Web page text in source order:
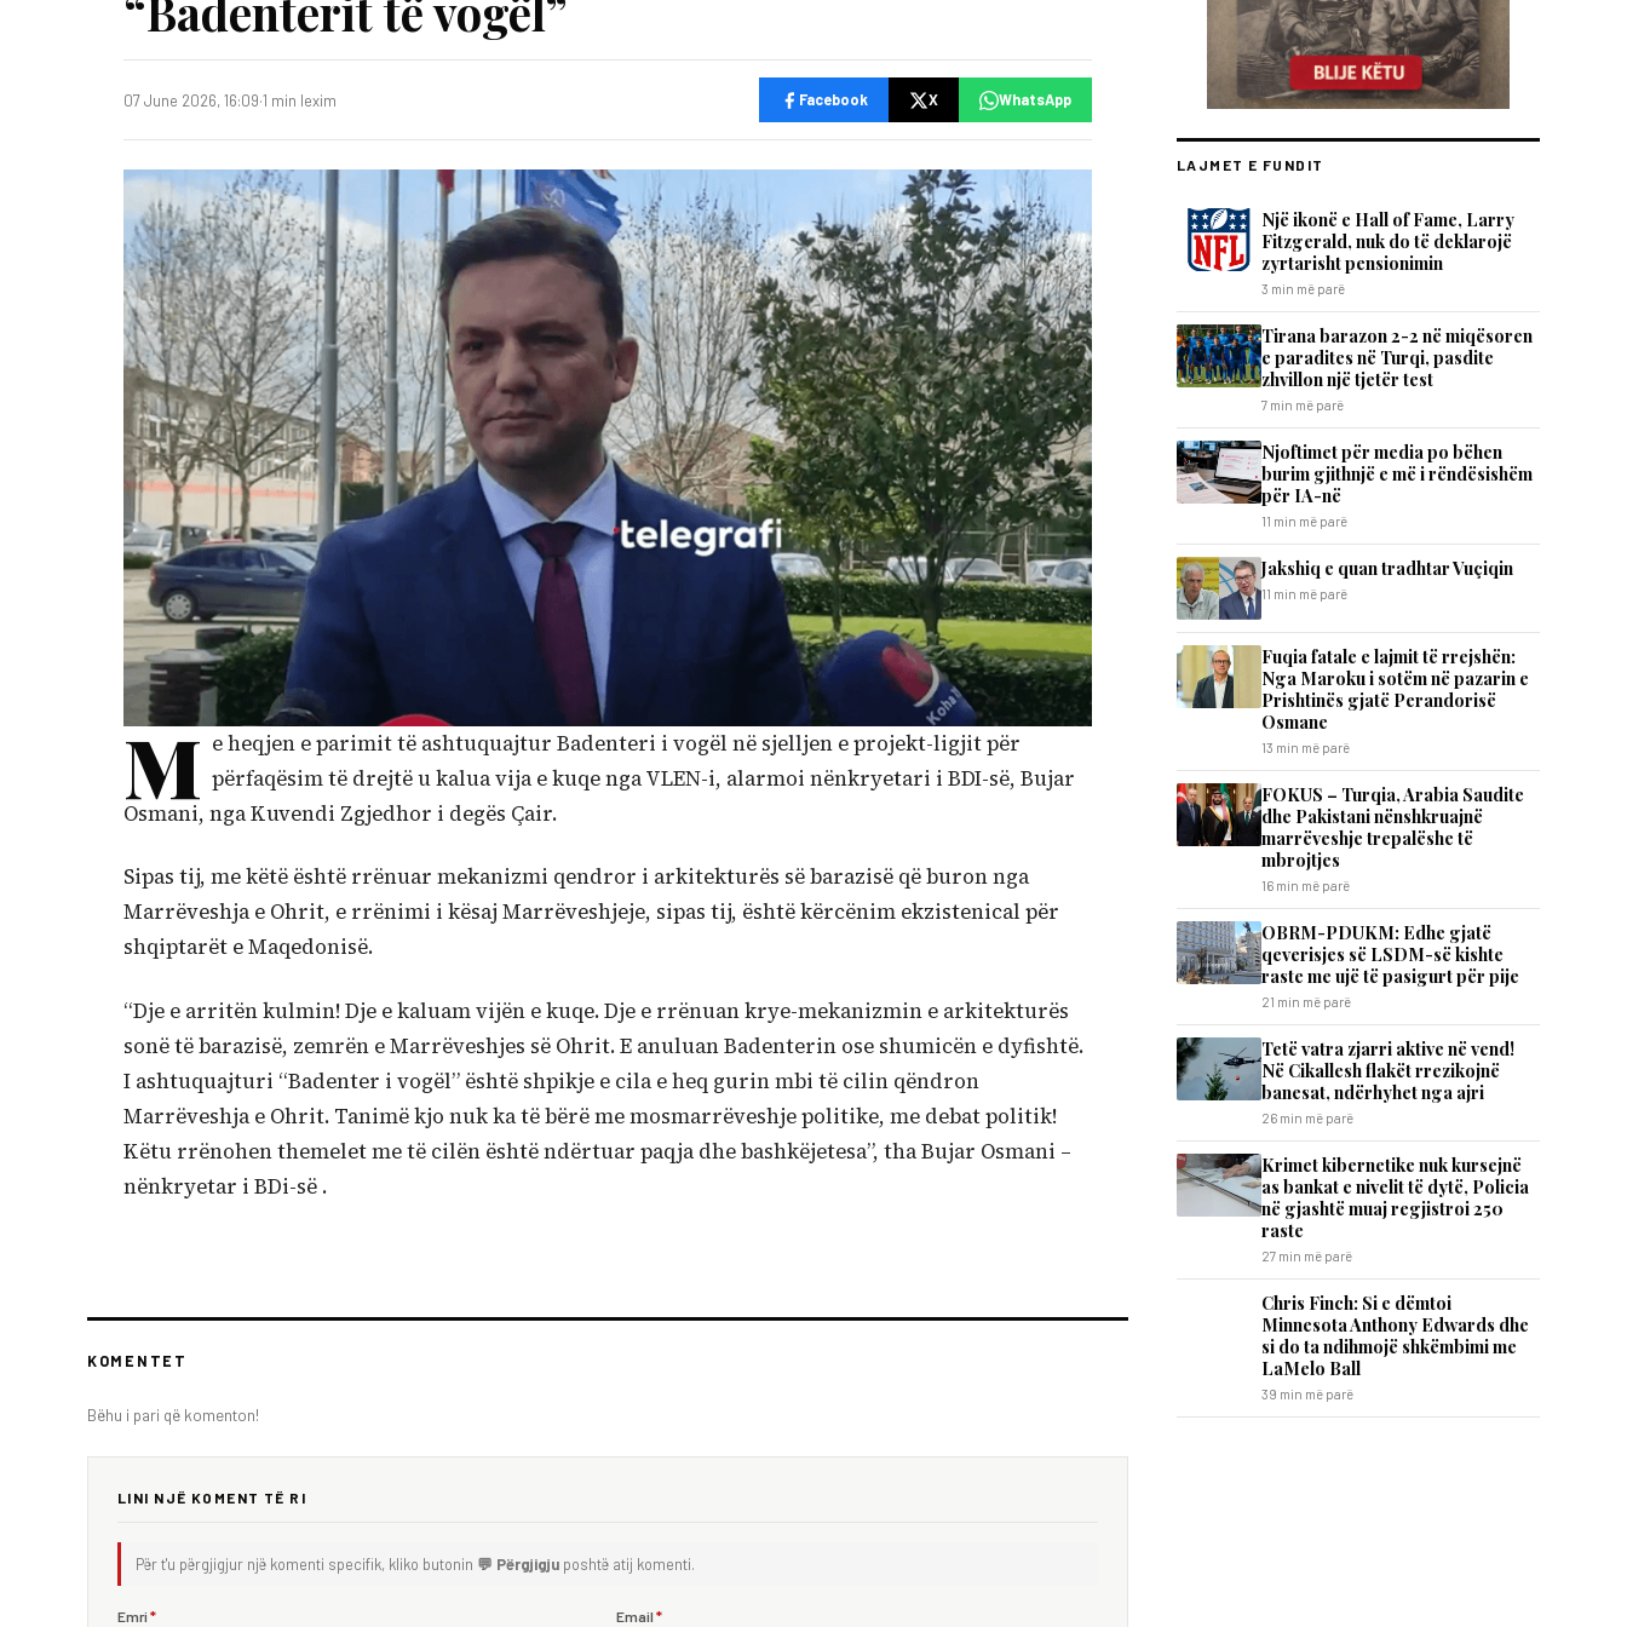
07 June 2026, 16:09·1 min lexim Facebook X WhatsApp
M e heqjen e parimit të ashtuquajtur Badenteri i vogël në sjelljen e projekt-ligjit për
përfaqësim të drejtë u kalua vija e kuqe nga VLEN-i, alarmoi nënkryetari i BDI-së, Bujar
Osmani, nga Kuvendi Zgjedhor i degës Çair.
Sipas tij, me këtë është rrënuar mekanizmi qendror i arkitekturës së barazisë që buron nga
Marrëveshja e Ohrit, e rrënimi i kësaj Marrëveshjeje, sipas tij, është kërcënim ekzistenical për
shqiptarët e Maqedonisë.
“Dje e arritën kulmin! Dje e kaluam vijën e kuqe. Dje e rrënuan krye-mekanizmin e arkitekturës
sonë të barazisë, zemrën e Marrëveshjes së Ohrit. E anuluan Badenterin ose shumicën e dyfishtë.
I ashtuquajturi “Badenter i vogël” është shpikje e cila e heq gurin mbi të cilin qëndron
Marrëveshja e Ohrit. Tanimë kjo nuk ka të bërë me mosmarrëveshje politike, me debat politik!
Këtu rrënohen themelet me të cilën është ndërtuar paqja dhe bashkëjetesa”, tha Bujar Osmani –
nënkryetar i BDi-së .
KOMENTET
Bëhu i pari që komenton!
LINI NJË KOMENT TË RI
Për t'u përgjigjur një komenti specifik, kliko butonin 💬 Përgjigju poshtë atij komenti.
Emri * Email *
LAJMET E FUNDIT
Një ikonë e Hall of Fame, Larry
Fitzgerald, nuk do të deklarojë
zyrtarisht pensionimin
3 min më parë
Tirana barazon 2-2 në miqësoren
e paradites në Turqi, pasdite
zhvillon një tjetër test
7 min më parë
Njoftimet për media po bëhen
burim gjithnjë e më i rëndësishëm
për IA-në
11 min më parë
Jakshiq e quan tradhtar Vuçiqin
11 min më parë
Fuqia fatale e lajmit të rrejshën:
Nga Maroku i sotëm në pazarin e
Prishtinës gjatë Perandorisë
Osmane
13 min më parë
FOKUS – Turqia, Arabia Saudite
dhe Pakistani nënshkruajnë
marrëveshje trepalëshe të
mbrojtjes
16 min më parë
OBRM-PDUKM: Edhe gjatë
qeverisjes së LSDM-së kishte
raste me ujë të pasigurt për pije
21 min më parë
Tetë vatra zjarri aktive në vend!
Në Cikallesh flakët rrezikojnë
banesat, ndërhyhet nga ajri
26 min më parë
Krimet kibernetike nuk kursejnë
as bankat e nivelit të dytë, Policia
në gjashtë muaj regjistroi 250
raste
27 min më parë
Chris Finch: Si e dëmtoi
Minnesota Anthony Edwards dhe
si do ta ndihmojë shkëmbimi me
LaMelo Ball
39 min më parë